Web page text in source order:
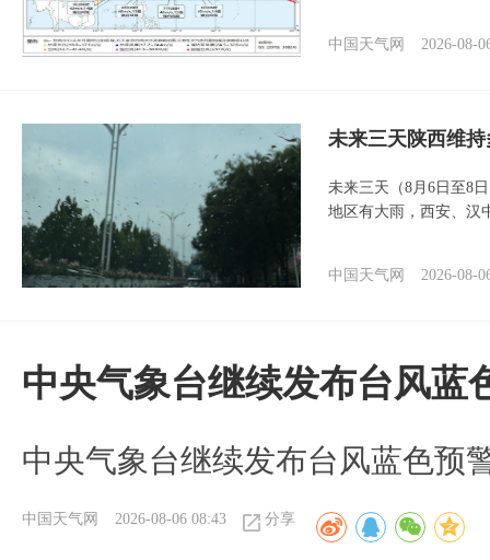
中国天气网 2026-08-
未来三天陕西维
未来三天（8月6日至8
地区有大雨，西安、汉
中国天气网 2026-08-
中央气象台继续发布台风蓝
中央气象台继续发布台风蓝色预
中国天气网 2026-08-06 08:43 分享